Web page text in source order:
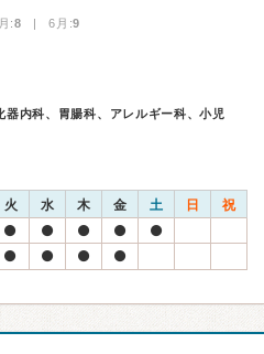
:8 | 6月:9
内科、胃腸科、アレルギー科、小児
火 水 木 金 土 日 祝